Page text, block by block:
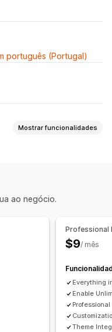
português (Portugal)
Mostrar funcionalidades
ao negócio.
Professional
$9/ mês
Everything
Enable
Theme